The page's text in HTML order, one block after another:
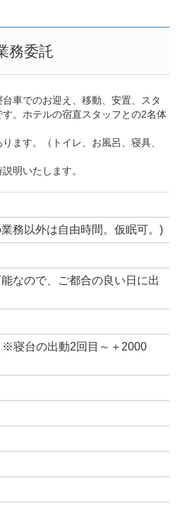
務委託
車でのお迎え、移動、安置、スタ
。ホテルの宿直スタッフとの2名体
ます。（トイレ、お風呂、寝具、
明いたします。
務以外は自由時間。仮眠可。)
なので、ご都合の良い日に出
※寝台の出動2回目～＋2000